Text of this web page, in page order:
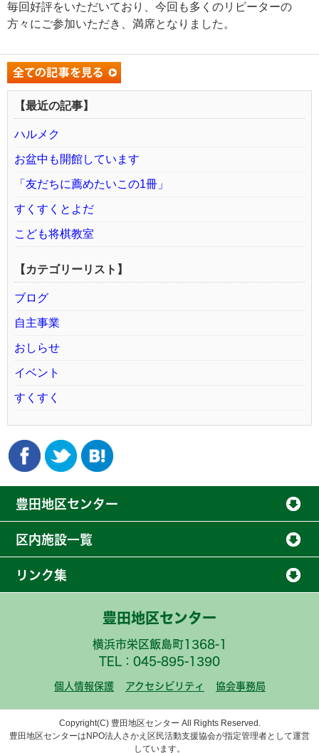
毎回好評をいただいており、今回も多くのリピーターの
方々にご参加いただき、満席となりました。
【最近の記事】
ハルメク
お盆中も開館しています
「友だちに薦めたいこの1冊」
すくすくとよだ
こども将棋教室
【カテゴリーリスト】
ブログ
自主事業
おしらせ
イベント
すくすく
豊田地区センター
区内施設一覧
リンク集
豊田地区センター
横浜市栄区飯島町1368-1
TEL：045-895-1390
個人情報保護 アクセシビリティ 協会事務局
Copyright(C) 豊田地区センター All Rights Reserved.
豊田地区センターはNPO法人さかえ区民活動支援協会が指定管理者として運営
しています。